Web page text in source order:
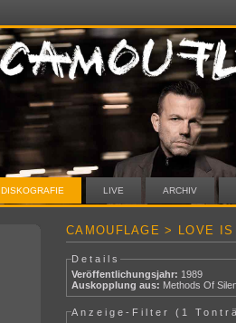
DISKOGRAFIE LIVE ARCHIV
CAMOUFLAGE > LOVE
Details
Veröffentlichungsjahr: 1989
Auskopplung aus: Methods Of
Anzeige-Filter ( 1